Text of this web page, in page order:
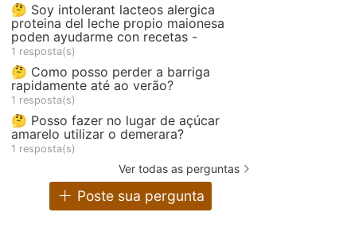
🤔 Soy intolerant lacteos alergica
proteina del leche propio maionesa
poden ayudarme con recetas -
1 resposta(s)
🤔 Como posso perder a barriga
rapidamente até ao verão?
1 resposta(s)
🤔 Posso fazer no lugar de açúcar
amarelo utilizar o demerara?
1 resposta(s)
Ver todas as perguntas
Poste sua pergunta